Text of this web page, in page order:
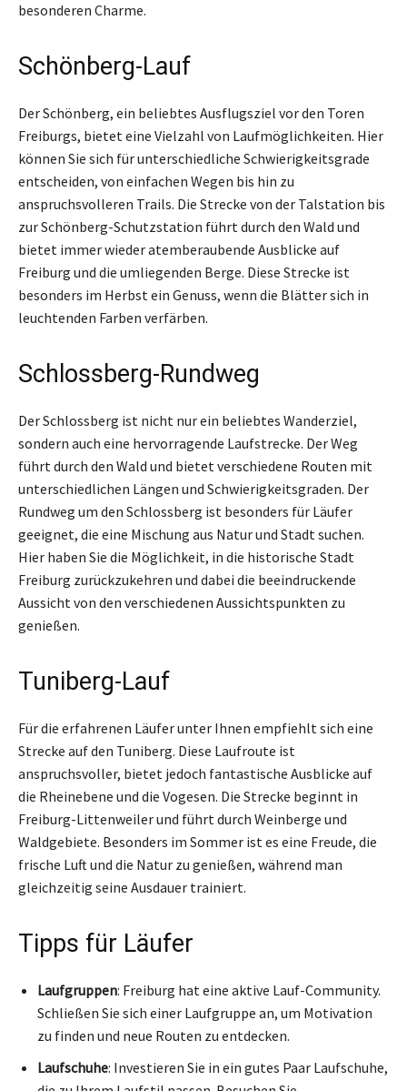
besonderen Charme.
Schönberg-Lauf
Der Schönberg, ein beliebtes Ausflugsziel vor den Toren
Freiburgs, bietet eine Vielzahl von Laufmöglichkeiten. Hier
können Sie sich für unterschiedliche Schwierigkeitsgrade
entscheiden, von einfachen Wegen bis hin zu
anspruchsvolleren Trails. Die Strecke von der Talstation bis
zur Schönberg-Schutzstation führt durch den Wald und
bietet immer wieder atemberaubende Ausblicke auf
Freiburg und die umliegenden Berge. Diese Strecke ist
besonders im Herbst ein Genuss, wenn die Blätter sich in
leuchtenden Farben verfärben.
Schlossberg-Rundweg
Der Schlossberg ist nicht nur ein beliebtes Wanderziel,
sondern auch eine hervorragende Laufstrecke. Der Weg
führt durch den Wald und bietet verschiedene Routen mit
unterschiedlichen Längen und Schwierigkeitsgraden. Der
Rundweg um den Schlossberg ist besonders für Läufer
geeignet, die eine Mischung aus Natur und Stadt suchen.
Hier haben Sie die Möglichkeit, in die historische Stadt
Freiburg zurückzukehren und dabei die beeindruckende
Aussicht von den verschiedenen Aussichtspunkten zu
genießen.
Tuniberg-Lauf
Für die erfahrenen Läufer unter Ihnen empfiehlt sich eine
Strecke auf den Tuniberg. Diese Laufroute ist
anspruchsvoller, bietet jedoch fantastische Ausblicke auf
die Rheinebene und die Vogesen. Die Strecke beginnt in
Freiburg-Littenweiler und führt durch Weinberge und
Waldgebiete. Besonders im Sommer ist es eine Freude, die
frische Luft und die Natur zu genießen, während man
gleichzeitig seine Ausdauer trainiert.
Tipps für Läufer
Laufgruppen: Freiburg hat eine aktive Lauf-Community.
Schließen Sie sich einer Laufgruppe an, um Motivation
zu finden und neue Routen zu entdecken.
Laufschuhe: Investieren Sie in ein gutes Paar Laufschuhe,